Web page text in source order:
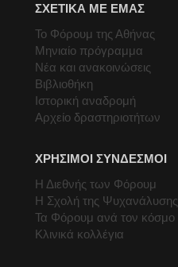
ΣΧΕΤΙΚΑ ΜΕ ΕΜΑΣ
Το Φόρουμ της Αθήνας
Μηνιαίο πρόγραμμα
Νέα και ανακοινώσεις
Βιβλιοθήκη
Ιστορική αναδρομή
Αρχείο δραστηριοτήτων
ΧΡΗΣΙΜΟΙ ΣΥΝΔΕΣΜΟΙ
Η Διεθνής των Φόρουμ
Η Σχολή της Ψυχανάλυσης
Τα Φόρουμ ανά τον κόσμο
Κλινικά κολλέγια